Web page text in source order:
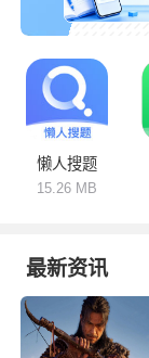
懒人搜题
15.26 MB
最新资讯